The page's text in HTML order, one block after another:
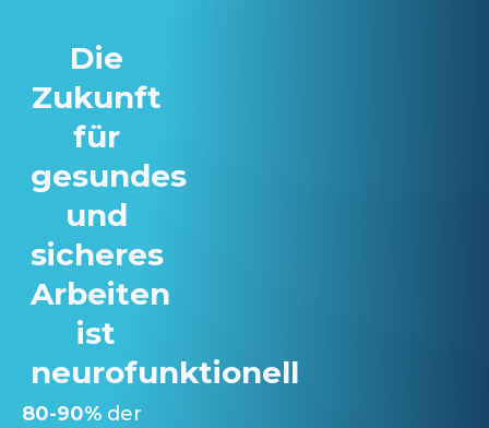
Die
Zukunft
für
gesundes
und
sicheres
Arbeiten
ist
neurofunktionell
80-90% der